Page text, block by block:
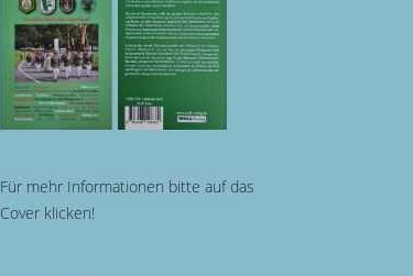
Für mehr Informationen bitte auf das
Cover klicken!